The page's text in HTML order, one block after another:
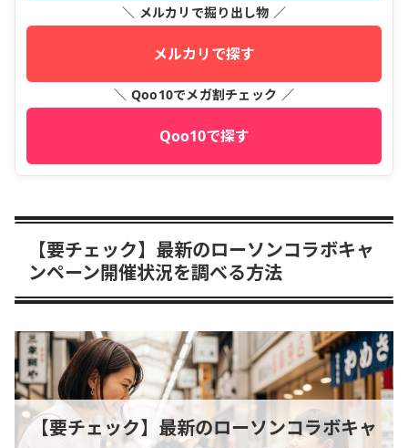
＼ メルカリで掘り出し物 ／
メルカリで探す
＼ Qoo10でメガ割チェック ／
Qoo10で探す
【要チェック】最新のローソンコラボキャ
ンペーン開催状況を調べる方法
【要チェック】最新のローソンコラボキャ